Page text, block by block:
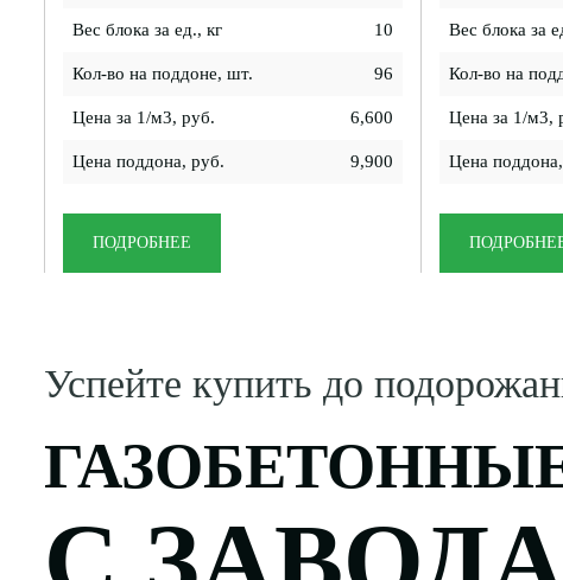
Вес блока за ед., кг 10
Кол-во на поддоне, шт. 96
Цена за 1/м3, руб. 6,600
Цена поддона, руб. 9,900
ПОДРОБНЕЕ
Вес блока за
Кол-во на
Цена за 1/м3,
Цена
Успейте купить до